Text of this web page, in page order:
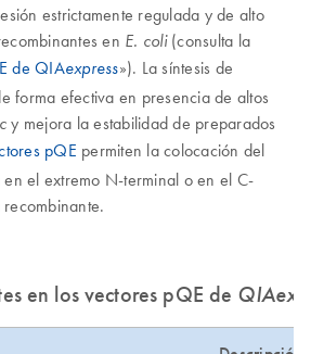
estrictamente regulada y de alto
en E. coli(consulta la
de QIAexpress»). La síntesis de
forma efectiva en presencia de altos
y mejora la estabilidad de preparados
pQE permiten la colocación del
el extremo N-terminal o en el C-
en los vectores pQE de